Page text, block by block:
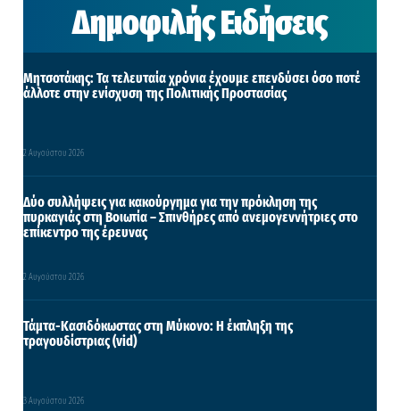
Δημοφιλής Ειδήσεις
Μητσοτάκης: Τα τελευταία χρόνια έχουμε επενδύσει όσο ποτέ
άλλοτε στην ενίσχυση της Πολιτικής Προστασίας
2 Αυγούστου 2026
Δύο συλλήψεις για κακούργημα για την πρόκληση της
πυρκαγιάς στη Βοιωτία – Σπινθήρες από ανεμογεννήτριες στο
επίκεντρο της έρευνας
2 Αυγούστου 2026
Τάμτα-Κασιδόκωστας στη Μύκονο: Η έκπληξη της
τραγουδίστριας (vid)
3 Αυγούστου 2026